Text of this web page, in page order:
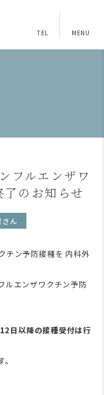
TEL MENU
フルエンザワ
了のお知らせ
さん
チン予防接種を 内科外
ルエンザワクチン予防
日以降の接種受付は行